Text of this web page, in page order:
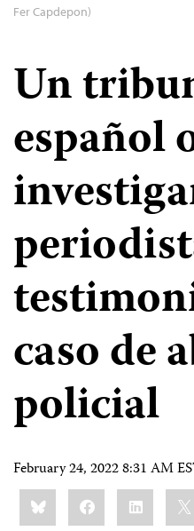
Fer Capdepon)
Un
español
caso de
policial
February 24, 2022 8:31 AM
Share
this:BlueskyFacebookLinkedIn